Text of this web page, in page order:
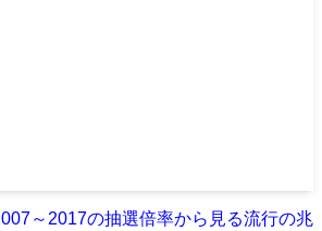
～2017の抽選倍率から見る流行の兆